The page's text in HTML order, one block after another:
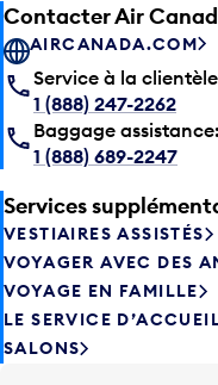
Contacter Air
AIRCANADA.COM
Service à la
1 (888) 247-2262
Baggage assistance:
1 (888) 689-2247
Services
VESTIAIRES ASSISTÉS
VOYAGER AVEC DES
VOYAGE EN FAMILLE
LE SERVICE
SALONS